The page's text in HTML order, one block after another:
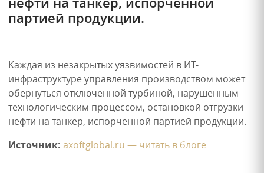
партией продукции.
Каждая из незакрытых уязвимостей в ИТ-
инфраструктуре управления производством может
обернуться отключенной турбиной, нарушенным
технологическим процессом, остановкой отгрузки
нефти на танкер, испорченной партией продукции.
Источник: axoftglobal.ru — читать в блоге